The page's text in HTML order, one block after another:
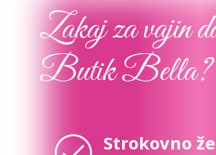
Zakaj za vajin
Butik Bella?
Strokovno